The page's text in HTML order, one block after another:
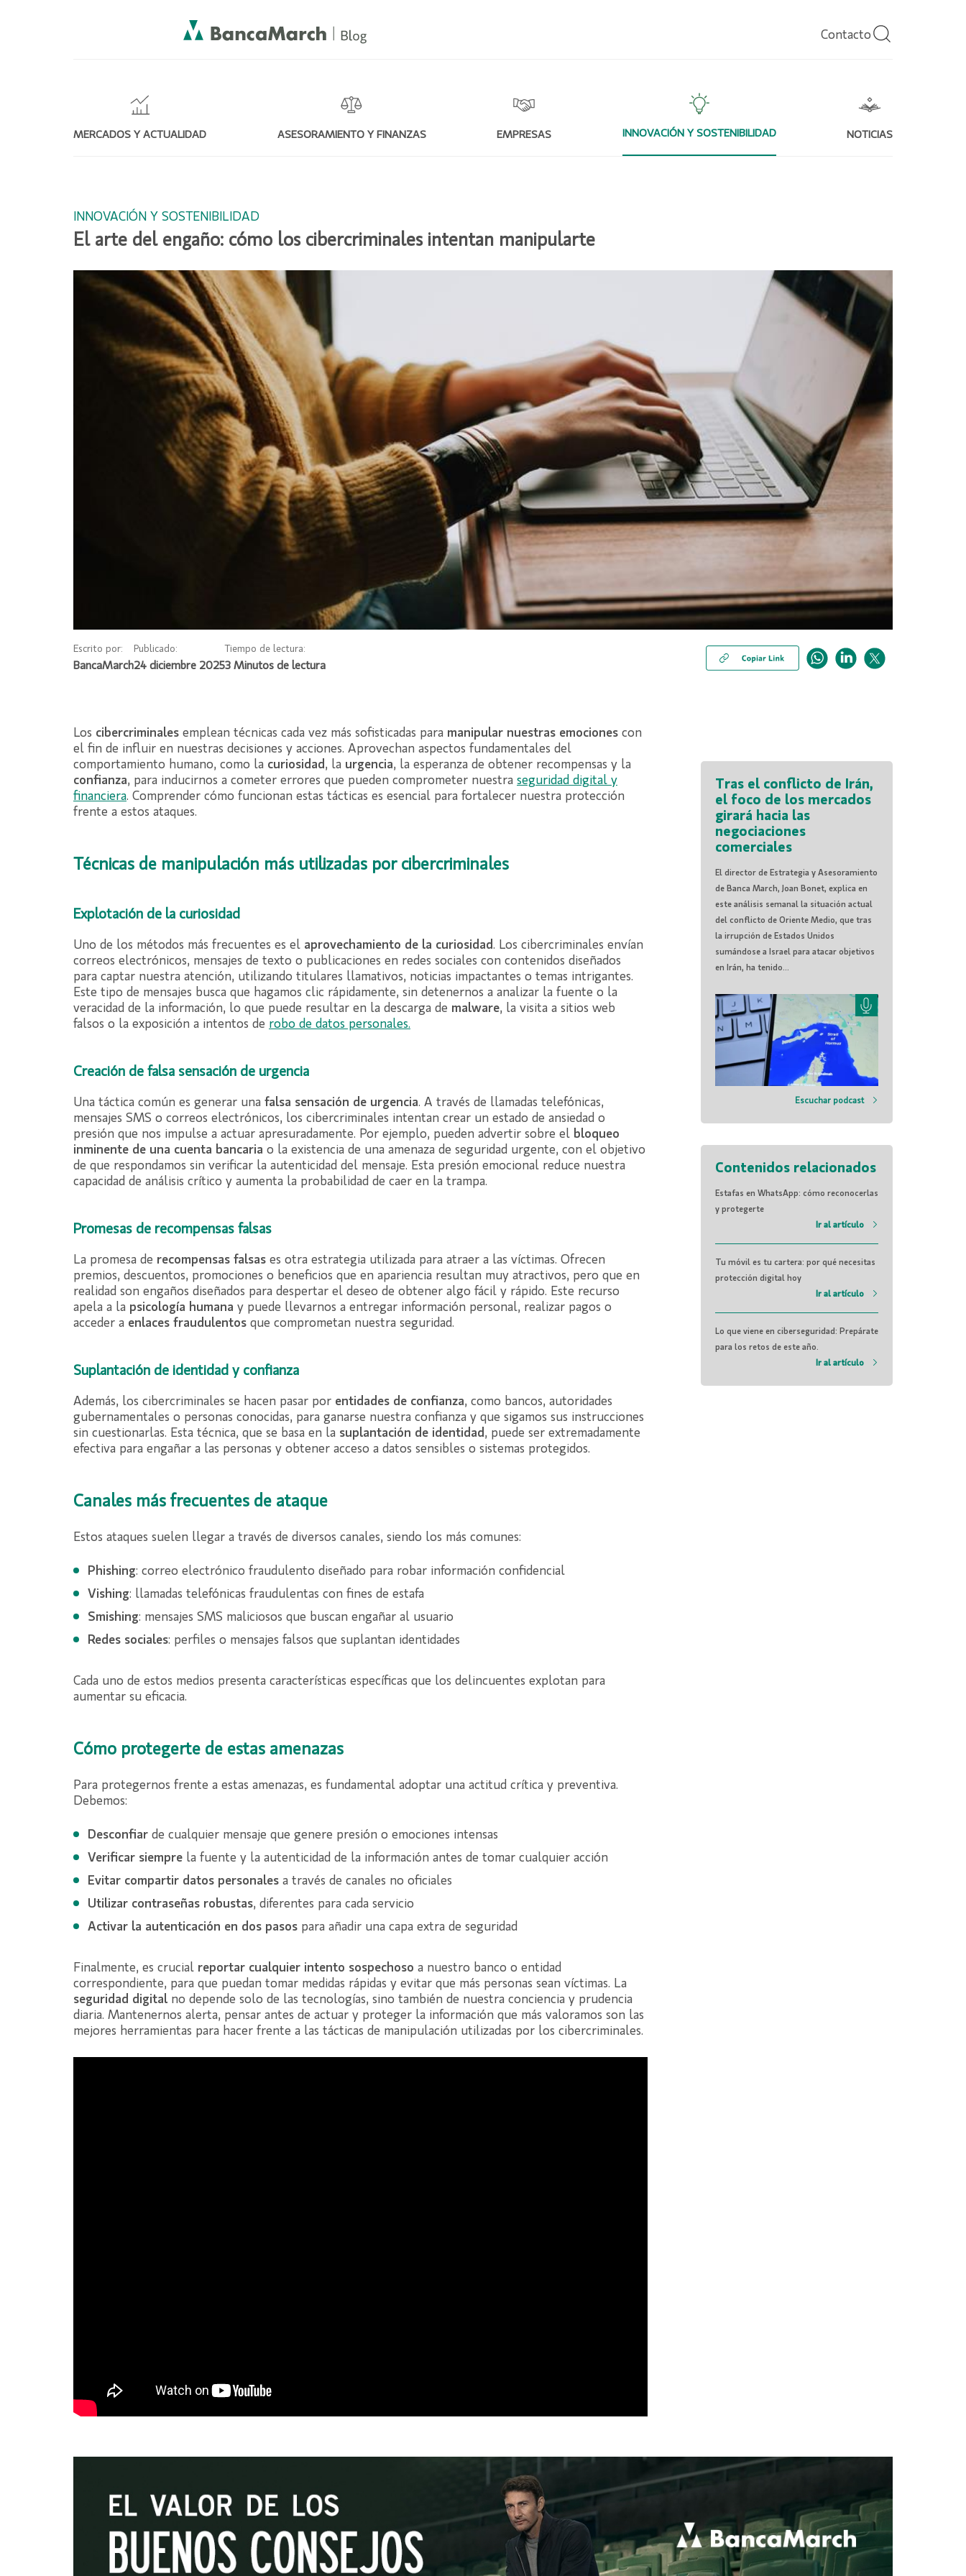
Contacto
MERCADOS Y ACTUALIDAD ASESORAMIENTO Y FINANZAS EMPRESAS INNOVACIÓN Y SOSTENIBILIDAD NOTICIAS
INNOVACIÓN Y SOSTENIBILIDAD
El arte del engaño: cómo los cibercriminales intentan manipularte
Escrito por:
BancaMarch
Publicado:
24 diciembre 2025
Tiempo de lectura:
Los cibercriminales emplean técnicas cada vez más sofisticadas para manipular nuestras emociones con
el fin de influir en nuestras decisiones y acciones. Aprovechan aspectos fundamentales del
comportamiento humano, como la curiosidad , la urgencia, la esperanza de obtener recompensas y la
confianza, para inducirnos a cometer errores que pueden comprometer nuestra seguridad digital y
financiera. Comprender cómo funcionan estas tácticas es esencial para fortalecer nuestra protección
frente a estos ataques.
Técnicas de manipulación más utilizadas por cibercriminales
Explotación de la curiosidad
Uno de los métodos más frecuentes es el aprovechamiento de la curiosidad. Los cibercriminales envían
correos electrónicos, mensajes de texto o publicaciones en redes sociales con contenidos diseñados
para captar nuestra atención, utilizando titulares llamativos, noticias impactantes o temas intrigantes.
Este tipo de mensajes busca que hagamos clic rápidamente, sin detenernos a analizar la fuente o la
veracidad de la información, lo que puede resultar en la descarga de malware, la visita a sitios web
falsos o la exposición a intentos de robo de datos personales.
Creación de falsa sensación de urgencia
Una táctica común es generar una falsa sensación de urgencia. A través de llamadas telefónicas,
mensajes SMS o correos electrónicos, los cibercriminales intentan crear un estado de ansiedad o
presión que nos impulse a actuar apresuradamente. Por ejemplo, pueden advertir sobre el bloqueo
inminente de una cuenta bancaria o la existencia de una amenaza de seguridad urgente, con el objetivo
de que respondamos sin verificar la autenticidad del mensaje. Esta presión emocional reduce nuestra
capacidad de análisis crítico y aumenta la probabilidad de caer en la trampa.
Promesas de recompensas falsas
La promesa de recompensas falsas es otra estrategia utilizada para atraer a las víctimas. Ofrecen
premios, descuentos, promociones o beneficios que en apariencia resultan muy atractivos, pero que en
realidad son engaños diseñados para despertar el deseo de obtener algo fácil y rápido. Este recurso
apela a la psicología humana y puede llevarnos a entregar información personal, realizar pagos o
acceder a enlaces fraudulentos que comprometan nuestra seguridad.
Suplantación de identidad y confianza
Además, los cibercriminales se hacen pasar por entidades de confianza, como bancos, autoridades
gubernamentales o personas conocidas, para ganarse nuestra confianza y que sigamos sus instrucciones
sin cuestionarlas. Esta técnica, que se basa en la suplantación de identidad , puede ser extremadamente
efectiva para engañar a las personas y obtener acceso a datos sensibles o sistemas protegidos.
Canales más frecuentes de ataque
Estos ataques suelen llegar a través de diversos canales, siendo los más comunes:
Phishing: correo electrónico fraudulento diseñado para robar información confidencial
Vishing: llamadas telefónicas fraudulentas con fines de estafa
Smishing: mensajes SMS maliciosos que buscan engañar al usuario
Redes sociales: perfiles o mensajes falsos que suplantan identidades
Cada uno de estos medios presenta características específicas que los delincuentes explotan para
aumentar su eficacia.
Cómo protegerte de estas amenazas
Para protegernos frente a estas amenazas, es fundamental adoptar una actitud crítica y preventiva.
Debemos:
Desconfiar de cualquier mensaje que genere presión o emociones intensas
Verificar siempre la fuente y la autenticidad de la información antes de tomar cualquier acción
Evitar compartir datos personales a través de canales no oficiales
Utilizar contraseñas robustas, diferentes para cada servicio
Activar la autenticación en dos pasos para añadir una capa extra de seguridad
Finalmente, es crucial reportar cualquier intento sospechoso a nuestro banco o entidad
correspondiente, para que puedan tomar medidas rápidas y evitar que más personas sean víctimas. La
seguridad digital no depende solo de las tecnologías, sino también de nuestra conciencia y prudencia
diaria. Mantenernos alerta, pensar antes de actuar y proteger la información que más valoramos son las
mejores herramientas para hacer frente a las tácticas de manipulación utilizadas por los cibercriminales.
Tras el conflicto de Irán,
el foco de los mercados
girará hacia las
negociaciones
comerciales
El director de Estrategia y Asesoramiento
de Banca March, Joan Bonet, explica en
este análisis semanal la situación actual
del conflicto de Oriente Medio, que tras
la irrupción de Estados Unidos
sumándose a Israel para atacar objetivos
en Irán, ha tenido...
Escuchar podcast
Contenidos relacionados
Estafas en WhatsApp: cómo reconocerlas
y protegerte
Ir al artículo
Tu móvil es tu cartera: por qué necesitas
protección digital hoy
Ir al artículo
Lo que viene en ciberseguridad: Prepárate
para los retos de este año.
Ir al artículo